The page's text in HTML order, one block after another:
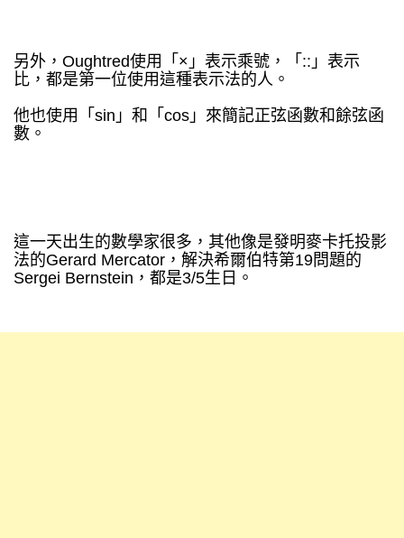
另外，Oughtred使用「×」表示乘號，「::」表示
比，都是第一位使用這種表示法的人。
他也使用「sin」和「cos」來簡記正弦函數和餘弦函
數。
這一天出生的數學家很多，其他像是發明麥卡托投影
法的Gerard Mercator，解決希爾伯特第19問題的
Sergei Bernstein，都是3/5生日。